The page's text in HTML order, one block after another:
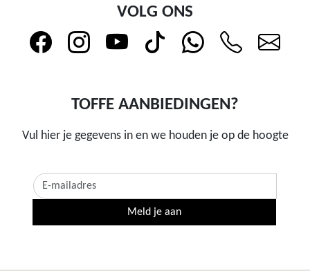
VOLG ONS
TOFFE AANBIEDINGEN?
Vul hier je gegevens in en we houden je op de hoogte
Meld je aan